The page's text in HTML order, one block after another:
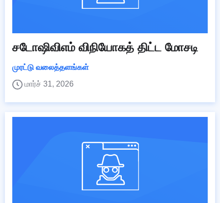
சடோஷிவிஎம் விநியோகத் திட்ட மோசடி
முரட்டு வலைத்தளங்கள்
மார்ச் 31, 2026